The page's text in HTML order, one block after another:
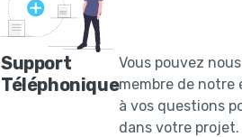
Support
Téléphonique
Vous pouvez
membre de notre
à vos questions
dans votre projet.